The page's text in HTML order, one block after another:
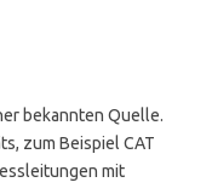
bekannten Quelle.
zum Beispiel CAT
mit